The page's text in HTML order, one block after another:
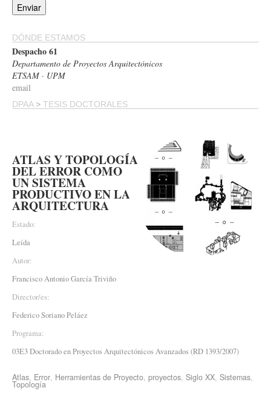
DÓNDE ESTAMOS
Despacho 61
Departamento de Proyectos Arquitectónicos
ETSAM · UPM
email
DPAA> TESIS DOCTORALES
ATLAS Y TOPOLOGÍA
DEL ERROR COMO
UN SISTEMA
PRODUCTIVO EN LA
ARQUITECTURA
Estado:
Leída
Autor:
Francisco Antonio García Triviño
Director/es:
Federico Soriano Peláez
Programa:
03E3 Doctorado en Proyectos Arquitectónicos Avanzados (RD 1393/2007)
Atlas, Error, Herramientas de Proyecto, proyectos, Siglo XX, Sistemas,
Topología